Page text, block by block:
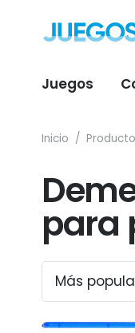
Juegos
Inicio /
para